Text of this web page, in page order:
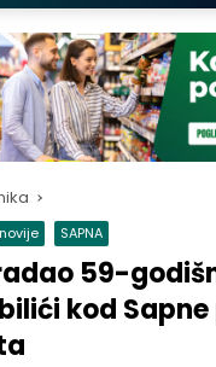
SAPNA
59-
kod